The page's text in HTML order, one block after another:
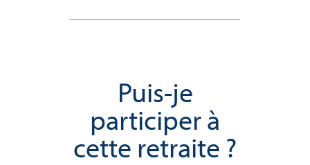
Puis-je
participer à
cette retraite ?